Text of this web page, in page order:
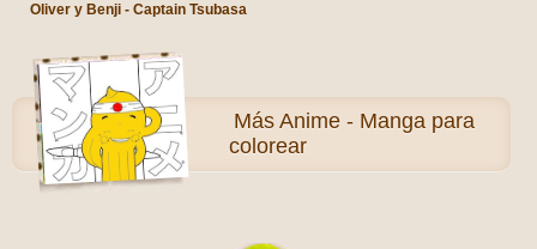
Oliver y Benji - Captain Tsubasa
MásAnime - Manga para
colorear